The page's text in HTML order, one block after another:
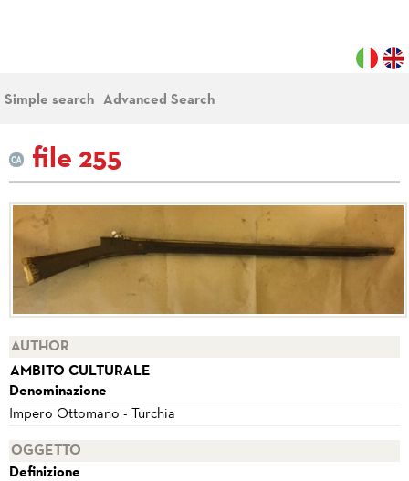
Simple search Advanced Search
file 255
AUTHOR
AMBITO CULTURALE
Denominazione
Impero Ottomano - Turchia
OGGETTO
Definizione